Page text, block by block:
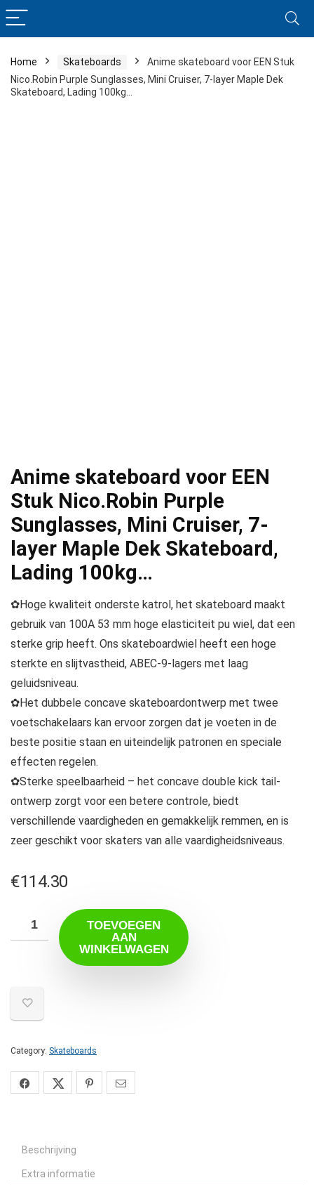
Home Skateboards
Anime skateboard voor EEN Stuk
Nico.Robin Purple Sunglasses, Mini Cruiser, 7-layer Maple Dek
Skateboard, Lading 100kg…
Anime skateboard voor EEN
Stuk Nico.Robin Purple
Sunglasses, Mini Cruiser, 7-
layer Maple Dek Skateboard,
Lading 100kg…
✿Hoge kwaliteit onderste katrol, het skateboard maakt
gebruik van 100A 53 mm hoge elasticiteit pu wiel, dat een
sterke grip heeft. Ons skateboardwiel heeft een hoge
sterkte en slijtvastheid, ABEC-9-lagers met laag
geluidsniveau.
✿Het dubbele concave skateboardontwerp met twee
voetschakelaars kan ervoor zorgen dat je voeten in de
beste positie staan ​​en uiteindelijk patronen en speciale
effecten regelen.
✿Sterke speelbaarheid – het concave double kick tail-
ontwerp zorgt voor een betere controle, biedt
verschillende vaardigheden en gemakkelijk remmen, en is
zeer geschikt voor skaters van alle vaardigheidsniveaus.
€114.30
TOEVOEGEN
AAN
WINKELWAGEN
Category: Skateboards
Beschrijving
Extra informatie